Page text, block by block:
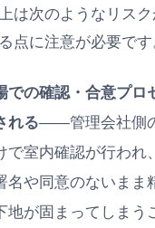
は次のようなリスク
点に注意が必要です
での確認・合意プロ
れる——管理会社側
で室内確認が行われ
名や同意のないまま
地が固まってしまう